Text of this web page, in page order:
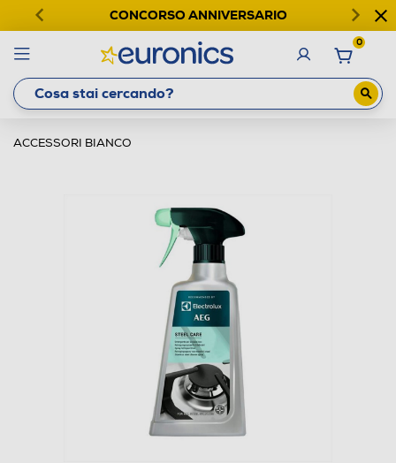
CONCORSO ANNIVERSARIO
0
ACCESSORI BIANCO